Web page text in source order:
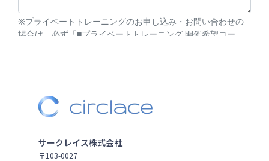
サークレイス株式会社
〒103-0027